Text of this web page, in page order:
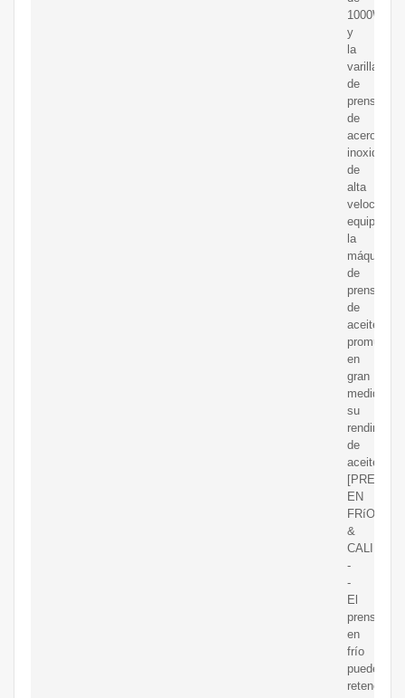
1000W
y
la
varilla
de
prensado
de
acero
inoxidable
de
alta
velocidad
equipada,
la
máquina
de
prensado
de
aceite
promueve
en
gran
medida
su
de
aceite.
[PRENSA
EN
FRíO
&
-
-
El
prensa
en
frío
puede
retener